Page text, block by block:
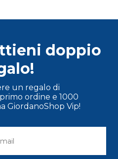
doppio
un regalo di
ordine e 1000
GiordanoShop Vip!